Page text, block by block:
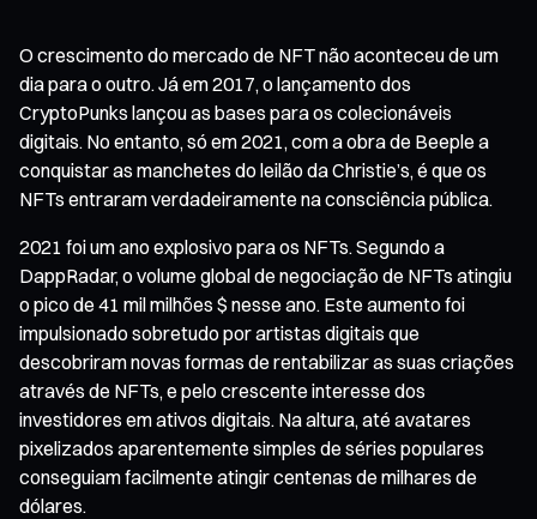
O crescimento do mercado de NFT não aconteceu de um
dia para o outro. Já em 2017, o lançamento dos
CryptoPunks lançou as bases para os colecionáveis
digitais. No entanto, só em 2021, com a obra de Beeple a
conquistar as manchetes do leilão da Christie’s, é que os
NFTs entraram verdadeiramente na consciência pública.
2021 foi um ano explosivo para os NFTs. Segundo a
DappRadar, o volume global de negociação de NFTs atingiu
o pico de 41 mil milhões $ nesse ano. Este aumento foi
impulsionado sobretudo por artistas digitais que
descobriram novas formas de rentabilizar as suas criações
através de NFTs, e pelo crescente interesse dos
investidores em ativos digitais. Na altura, até avatares
pixelizados aparentemente simples de séries populares
conseguiam facilmente atingir centenas de milhares de
dólares.